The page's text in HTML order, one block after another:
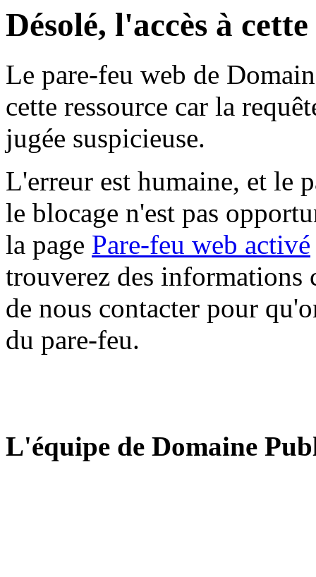
Désolé, l'accès à
Le pare-feu web de
cette ressource car la
jugée suspicieuse.
L'erreur est humaine, et le
le blocage n'est pas
la page Pare-feu web activé
trouverez des informations
de nous contacter pour
du pare-feu.
L'équipe de Domaine